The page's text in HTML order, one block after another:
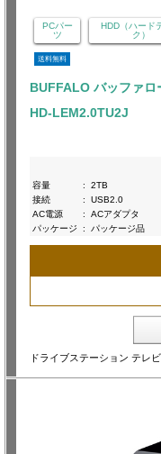
PCパー
ツ
HDD（ハード
ク）
送料無料
BUFFALO バッファロ
HD-LEM2.0TU2J
容量
:
2TB
接続
:
USB2.0
AC電源
:
ACアダプタ
パッケージ
: パッケージ品
ドライブステーション テレ